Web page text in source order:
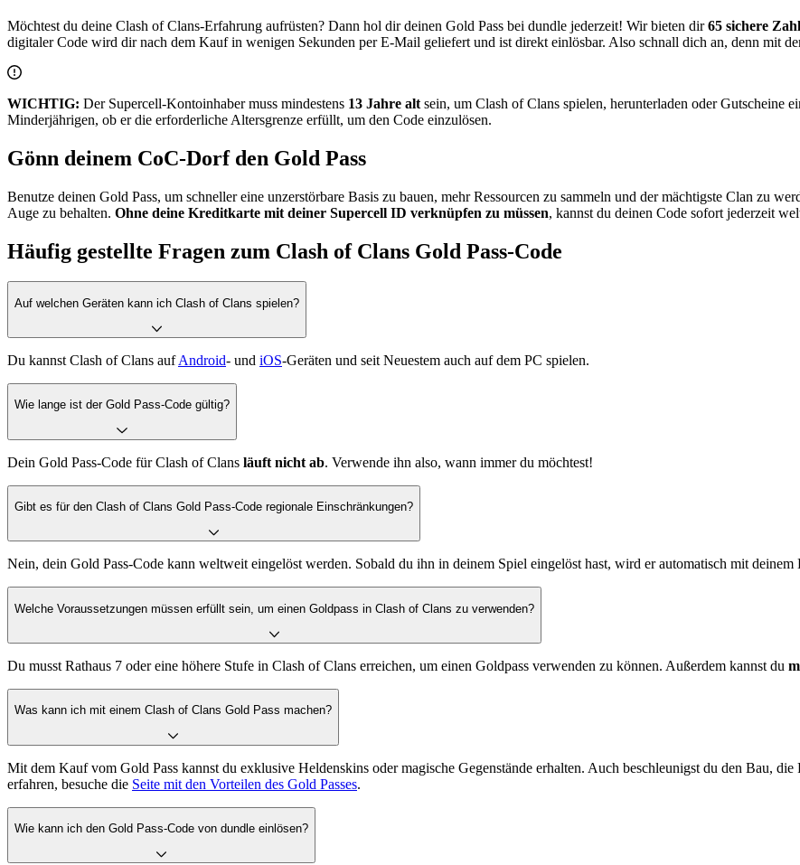
Möchtest du deine Clash of Clans-Erfahrung aufrüsten? Dann hol dir deinen Gold Pass bei dundle jederzeit! Wir bieten dir65 sichere
digitaler Code wird dir nach dem Kauf in wenigen Sekunden per E-Mail geliefert und ist direkt einlösbar. Also schnall dich an, denn mit
WICHTIG: Der Supercell-Kontoinhaber muss mindestens 13 Jahre alt sein, um Clash of Clans spielen, herunterladen oder Gutscheine
Minderjährigen, ob er die erforderliche Altersgrenze erfüllt, um den Code einzulösen.
Gönn deinem CoC-Dorf den Gold Pass
Benutze deinen Gold Pass, um schneller eine unzerstörbare Basis zu bauen, mehr Ressourcen zu sammeln und der mächtigste Clan zu
Auge zu behalten. Ohne deine Kreditkarte mit deiner Supercell ID verknüpfen zu müssen, kannst du deinen Code sofort jederzeit
Häufig gestellte Fragen zum Clash of Clans Gold Pass-Code
Auf welchen Geräten kann ich Clash of Clans spielen?
Du kannst Clash of Clans aufAndroid- und iOS-Geräten und seit Neuestem auch auf dem PC spielen.
Wie lange ist der Gold Pass-Code gültig?
Dein Gold Pass-Code für Clash of Clans läuft nicht ab. Verwende ihn also, wann immer du möchtest!
Gibt es für den Clash of Clans Gold Pass-Code regionale Einschränkungen?
Nein, dein Gold Pass-Code kann weltweit eingelöst werden. Sobald du ihn in deinem Spiel eingelöst hast, wird er automatisch mit
Welche Voraussetzungen müssen erfüllt sein, um einen Goldpass in Clash of Clans zu verwenden?
Du musst Rathaus 7 oder eine höhere Stufe in Clash of Clans erreichen, um einen Goldpass verwenden zu können. Außerdem kannst du
Was kann ich mit einem Clash of Clans Gold Pass machen?
Mit dem Kauf vom Gold Pass kannst du exklusive Heldenskins oder magische Gegenstände erhalten. Auch beschleunigst du den Bau,
erfahren, besuche die Seite mit den Vorteilen des Gold Passes.
Wie kann ich den Gold Pass-Code von dundle einlösen?